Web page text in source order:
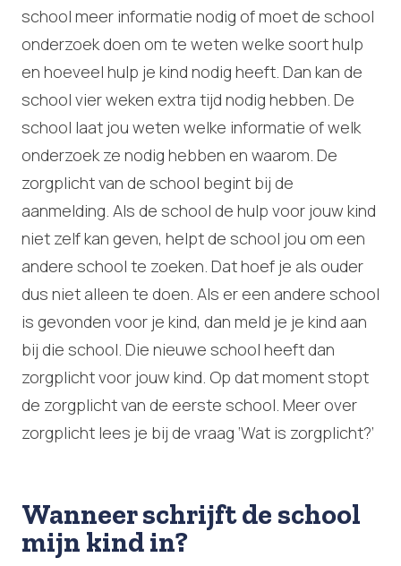
school meer informatie nodig of moet de school
onderzoek doen om te weten welke soort hulp
en hoeveel hulp je kind nodig heeft. Dan kan de
school vier weken extra tijd nodig hebben. De
school laat jou weten welke informatie of welk
onderzoek ze nodig hebben en waarom. De
zorgplicht van de school begint bij de
aanmelding. Als de school de hulp voor jouw kind
niet zelf kan geven, helpt de school jou om een
andere school te zoeken. Dat hoef je als ouder
dus niet alleen te doen. Als er een andere school
is gevonden voor je kind, dan meld je je kind aan
bij die school. Die nieuwe school heeft dan
zorgplicht voor jouw kind. Op dat moment stopt
de zorgplicht van de eerste school. Meer over
zorgplicht lees je bij de vraag ‘Wat is zorgplicht?’
Wanneer schrijft de school
mijn kind in?